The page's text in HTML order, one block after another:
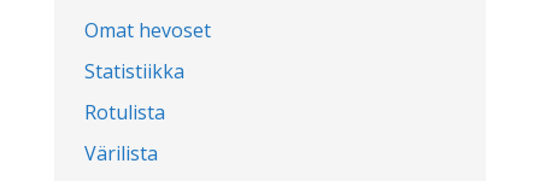
Omat hevoset
Statistiikka
Rotulista
Värilista